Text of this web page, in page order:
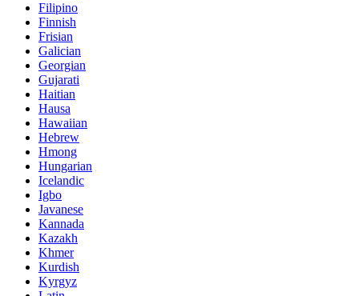
Filipino
Finnish
Frisian
Galician
Georgian
Gujarati
Haitian
Hausa
Hawaiian
Hebrew
Hmong
Hungarian
Icelandic
Igbo
Javanese
Kannada
Kazakh
Khmer
Kurdish
Kyrgyz